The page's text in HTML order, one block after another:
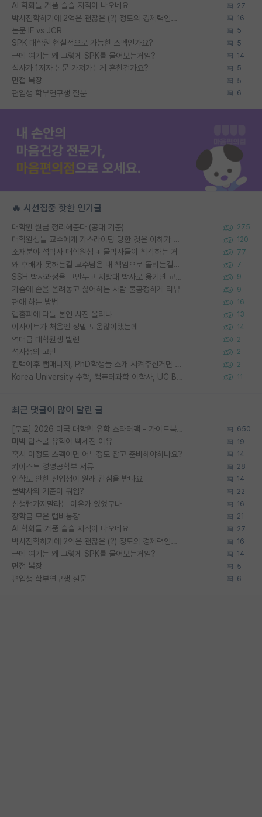
AI 학회들 거품 슬슬 지적이 나오네요 27
박사진학하기에 2억은 괜찮은 (?) 정도의 경제력인가요 16
논문 IF vs JCR 5
SPK 대학원 현실적으로 가능한 스펙인가요? 5
근데 여기는 왜 그렇게 SPK를 물어보는거임? 14
석사가 1저자 논문 가져가는게 흔한건가요? 5
면접 복장 5
편입생 학부연구생 질문 6
🔥 시선집중 핫한 인기글
대학원 월급 정리해준다 (공대 기준) 275
대학원생들 교수에게 가스라이팅 당한 것은 이해가 갑니다. 안타깝네요. 120
소재분야 석박사 대학원생 + 물박사들이 착각하는 거 77
왜 후배가 못하는걸 교수님은 내 책임으로 돌리는걸까요? 7
SSH 박사과정을 그만두고 지방대 박사로 옮기면 교수의 꿈은 끝일까요? 9
가슴에 손을 올려놓고 싫어하는 사람 불공정하게 리뷰 9
편애 하는 방법 16
랩홈피에 다들 본인 사진 올리냐 13
이사이트가 처음엔 정말 도움많이됐는데 14
역대급 대학원생 빌런 2
석사생의 고민 2
컨택이후 랩매니저, PhD학생들 소개 시켜주신거면 거의 컨펌에 가깝나요? 2
Korea University 수학, 컴퓨터과학 이학사, UC Berkeley 산업공학 대학원 공학박사가 되는 것은 쉽지 않겠죠? 11
최근 댓글이 많이 달린 글
[무료] 2026 미국 대학원 유학 스타터팩 - 가이드북 & 합격자 컨택메일 템플릿 650
미박 탑스쿨 유학이 빡세진 이유 19
혹시 이정도 스펙이면 어느정도 잡고 준비해야하나요? 14
카이스트 경영공학부 서류 28
입학도 안한 신입생이 원래 관심을 받나요 14
물박사의 기준이 뭐임? 22
신생랩가지말라는 이유가 있었구나 16
장학금 모은 랩비통장 21
AI 학회들 거품 슬슬 지적이 나오네요 27
박사진학하기에 2억은 괜찮은 (?) 정도의 경제력인가요 16
근데 여기는 왜 그렇게 SPK를 물어보는거임? 14
면접 복장 5
편입생 학부연구생 질문 6